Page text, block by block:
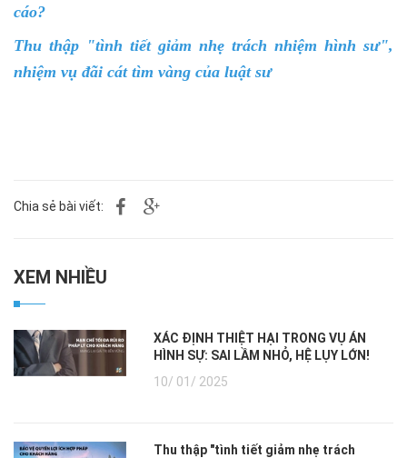
cáo?
Thu thập "tình tiết giảm nhẹ trách nhiệm hình sư",
nhiệm vụ đãi cát tìm vàng của luật sư
Chia sẻ bài viết:
XEM NHIỀU
XÁC ĐỊNH THIỆT HẠI TRONG VỤ ÁN
HÌNH SỰ: SAI LẦM NHỎ, HỆ LỤY LỚN!
10/ 01/ 2025
Thu thập "tình tiết giảm nhẹ trách